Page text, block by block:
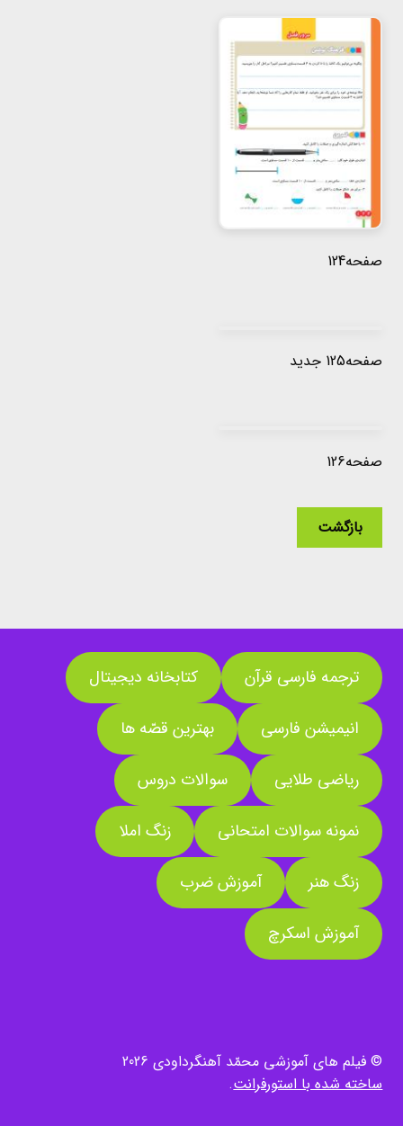
صفحه124
صفحه125 جدید
صفحه126
بازگشت
ترجمه فارسی قرآن کتابخانه دیجیتال
انیمیشن فارسی بهترین قصّه ها
ریاضی طلایی سوالات دروس
نمونه سوالات امتحانی زنگ املا
زنگ هنر آموزش ضرب
آموزش اسکرچ
© فیلم های آموزشی محمّد آهنگرداودی 2026
ساخته شده با استورفرانت.